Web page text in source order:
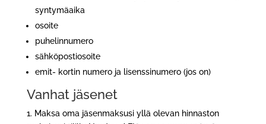
syntymäaika
osoite
puhelinnumero
sähköpostiosoite
emit- kortin numero ja lisenssinumero (jos on)
Vanhat jäsenet
1. Maksa oma jäsenmaksusi yllä olevan hinnaston